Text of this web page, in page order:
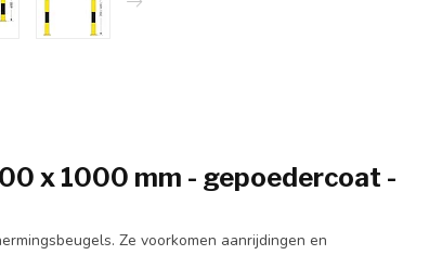
x 1000 mm - gepoedercoat -
Ze voorkomen aanrijdingen en